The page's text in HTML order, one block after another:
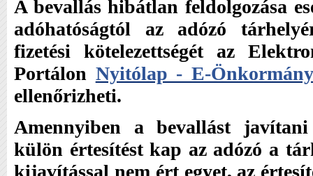
A bevallás hibátlan feldolgozása
adóhatóságtól az adózó
fizetési kötelezettségét az
Portálon Nyitólap - E-
ellenőrizheti.
Amennyiben a bevallást
külön értesítést kap az adózó a